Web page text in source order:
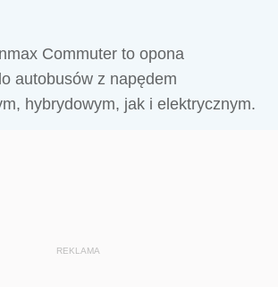
Commuter to opona
autobusów z napędem
hybrydowym, jak i elektrycznym.
REKLAMA